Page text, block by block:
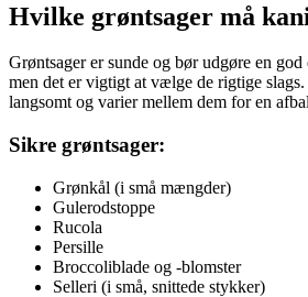
Hvilke grøntsager må
Grøntsager er sunde og bør udgøre en
men det er vigtigt at vælge de rigtige
langsomt og varier mellem dem for en
Sikre grøntsager:
Grønkål (i små mængder)
Gulerodstoppe
Rucola
Persille
Broccoliblade og -blomster
Selleri (i små, snittede stykker)